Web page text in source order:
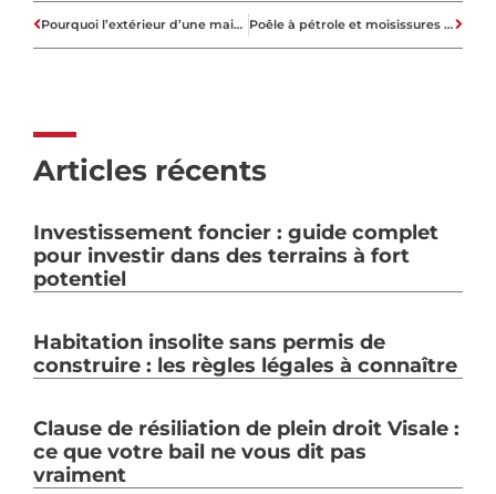
Pourquoi l’extérieur d’une maison influence sa valeur Poêle à pétrole et moisissures : pourquoi ce risque dans le logement
Articles récents
Investissement foncier : guide complet
pour investir dans des terrains à fort
potentiel
Habitation insolite sans permis de
construire : les règles légales à connaître
Clause de résiliation de plein droit Visale :
ce que votre bail ne vous dit pas
vraiment